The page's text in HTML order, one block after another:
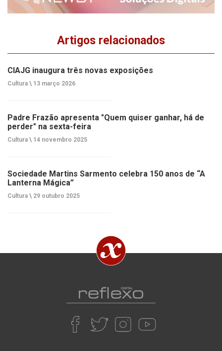
Artigos relacionados
CIAJG inaugura três novas exposições
Cultura \ 13 março 2026
Padre Frazão apresenta "Quem quiser ganhar, há de
perder" na sexta-feira
Cultura \ 14 novembro 2025
Sociedade Martins Sarmento celebra 150 anos de “A
Lanterna Mágica”
Cultura \ 29 outubro 2025